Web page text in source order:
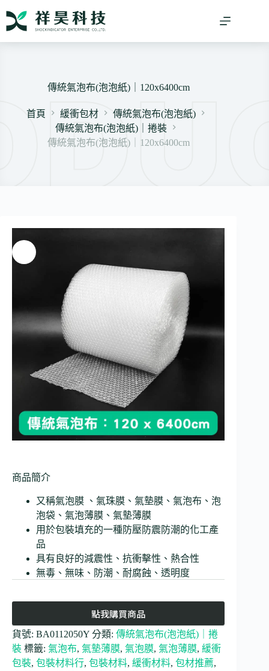
傳統氣泡布(泡泡紙)｜120x6400cm
首頁 緩衝包材
傳統氣泡布(泡泡紙)
傳統氣泡布(泡泡紙)｜捲裝
傳統氣泡布(泡泡紙)｜120x6400cm
商品簡介
又稱氣泡膜 、氣珠膜、氣墊膜、氣泡布、泡
泡袋、氣泡薄膜、氣墊薄膜
用於包裝填充的一種防壓防震防潮的化工產
品
具有良好的減震性、抗衝擊性、熱合性
無毒、無味、防潮、耐腐蝕、透明度
點我購買商品
貨號: BA0112050Y 分類: 傳統氣泡布(泡泡紙)｜捲
裝 標籤: 氣泡布, 氣墊薄膜, 氣泡膜, 氣泡薄膜, 緩衝
包裝, 包裝材料行, 包裝材料, 緩衝材料, 包材推薦,